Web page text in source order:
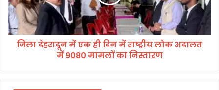
ना
सा
का
बि
दू
न
में
ए
जिला देहरादून में एक ही दिन में राष्ट्रीय लोक अदालत
में 9080 मामलों का निस्तारण